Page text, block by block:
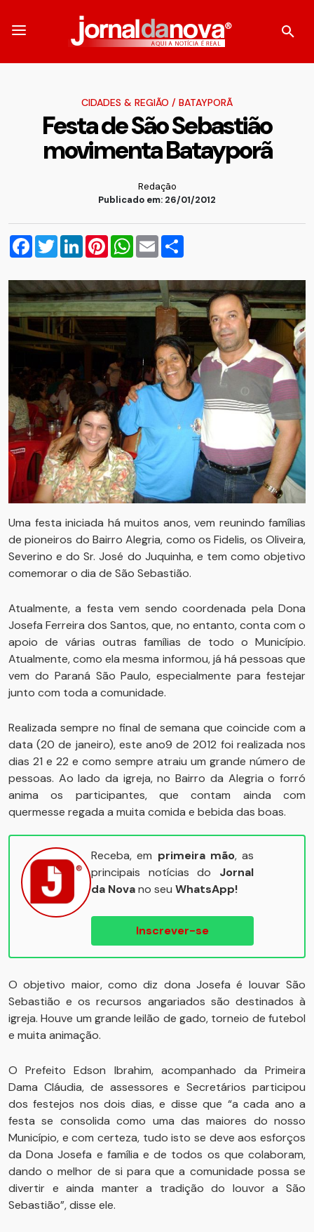
CIDADES & REGIÃO / BATAYPORÃ
Festa de São Sebastião
movimenta Batayporã
Redação
Publicado em: 26/01/2012
Facebook
TwitterLinkedInPinterestWhatsApp
Email
Uma festa iniciada há muitos anos, vem reunindo famílias
de pioneiros do Bairro Alegria, como os Fidelis, os Oliveira,
Severino e do Sr. José do Juquinha, e tem como objetivo
comemorar o dia de São Sebastião.
Atualmente, a festa vem sendo coordenada pela Dona
Josefa Ferreira dos Santos, que, no entanto, conta com o
apoio de várias outras famílias de todo o Município.
Atualmente, como ela mesma informou, já há pessoas que
vem do Paraná São Paulo, especialmente para festejar
junto com toda a comunidade.
Realizada sempre no final de semana que coincide com a
data (20 de janeiro), este ano9 de 2012 foi realizada nos
dias 21 e 22 e como sempre atraiu um grande número de
pessoas. Ao lado da igreja, no Bairro da Alegria o forró
anima os participantes, que contam ainda com
quermesse regada a muita comida e bebida das boas.
Receba, em primeira mão, as
principais notícias do Jornal
da Novano seu WhatsApp!
Inscrever-se
O objetivo maior, como diz dona Josefa é louvar São
Sebastião e os recursos angariados são destinados à
igreja. Houve um grande leilão de gado, torneio de futebol
e muita animação.
O Prefeito Edson Ibrahim, acompanhado da Primeira
Dama Cláudia, de assessores e Secretários participou
dos festejos nos dois dias, e disse que “a cada ano a
festa se consolida como uma das maiores do nosso
Município, e com certeza, tudo isto se deve aos esforços
da Dona Josefa e família e de todos os que colaboram,
dando o melhor de si para que a comunidade possa se
divertir e ainda manter a tradição do louvor a São
Sebastião”, disse ele.